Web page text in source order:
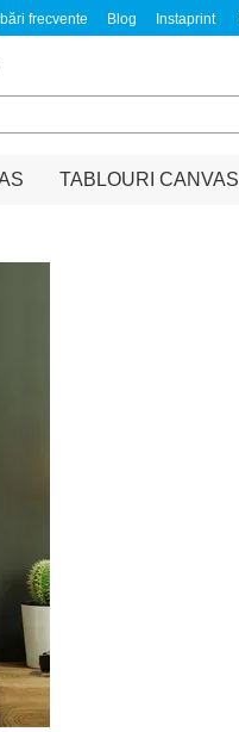
frecvente Blog Instaprint
TABLOURI CANVAS